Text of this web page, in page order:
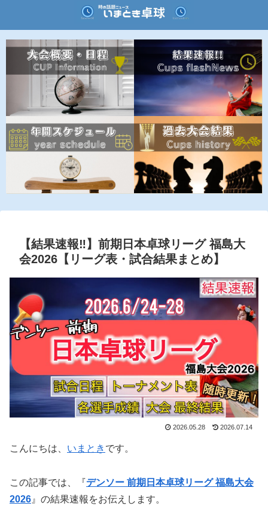
【結果速報‼︎】前期日本卓球リーグ 福島大
会2026【リーグ表・試合結果まとめ】
2026.05.28 2026.07.14
こんにちは、 いまとき です。
この記事では、『デンソー 前期日本卓球リーグ 福島大会
2026 』の結果速報をお伝えします。